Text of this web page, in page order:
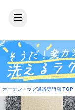
カーテン・ラグ通販専門店 TOP